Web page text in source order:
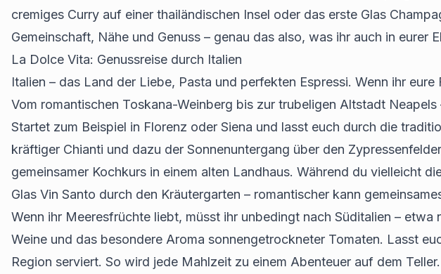
cremiges Curry auf einer thailändischen Insel oder das erste Glas
Gemeinschaft, Nähe und Genuss – genau das also, was ihr auch in eurer
La Dolce Vita: Genussreise durch Italien
Italien – das Land der Liebe, Pasta und perfekten Espressi. Wenn ihr
Vom romantischen Toskana-Weinberg bis zur trubeligen Altstadt
Startet zum Beispiel in Florenz oder Siena und lasst euch durch die
kräftiger Chianti und dazu der Sonnenuntergang über den
gemeinsamer Kochkurs in einem alten Landhaus. Während du vielleicht
Glas Vin Santo durch den Kräutergarten – romantischer kann
Wenn ihr Meeresfrüchte liebt, müsst ihr unbedingt nach Süditalien –
Weine und das besondere Aroma sonnengetrockneter Tomaten. Lasst
Region serviert. So wird jede Mahlzeit zu einem Abenteuer auf dem Teller.